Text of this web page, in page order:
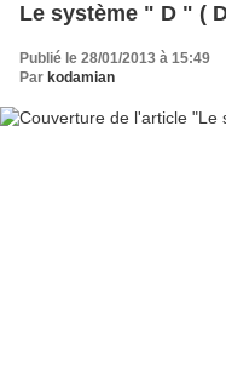
Le système " D " (
Publié le 28/01/2013 à 15:49
Par kodamian